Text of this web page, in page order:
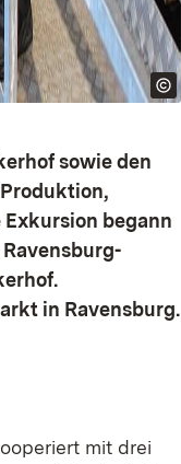
sowie den
begann
in Ravensburg.
mit drei